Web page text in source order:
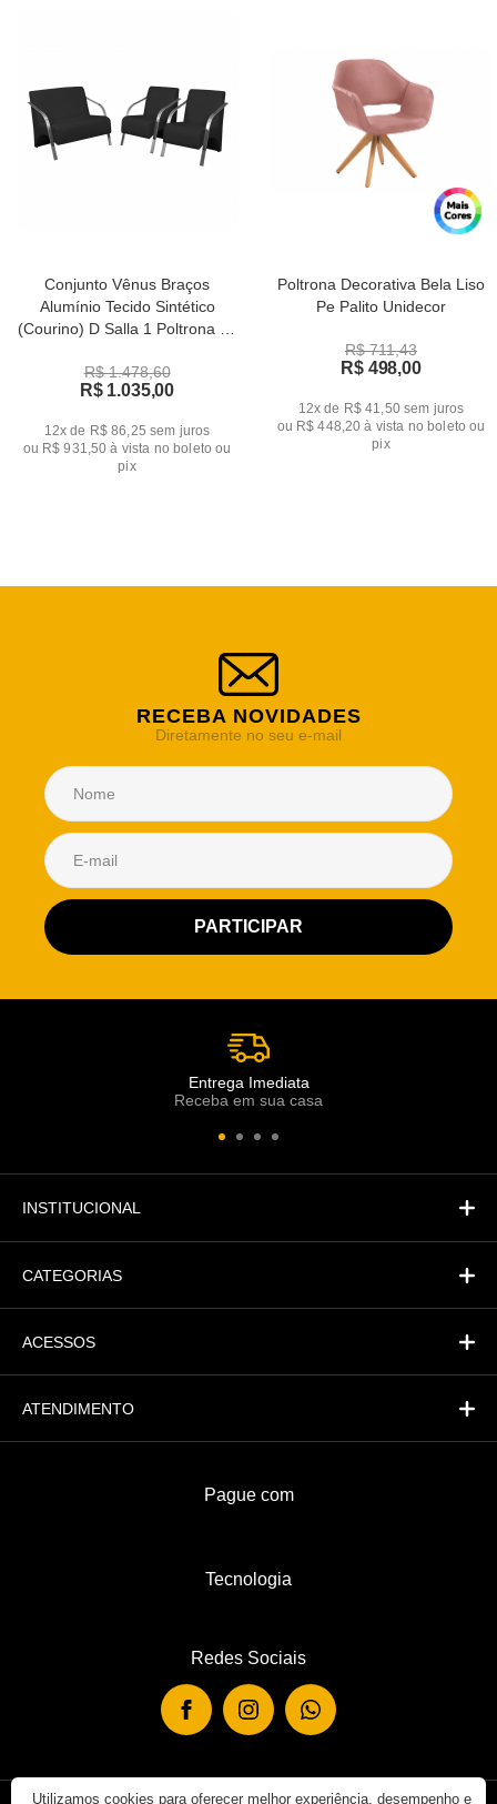
Conjunto Vênus Braços
Alumínio Tecido Sintético
(Courino) D Salla 1 Poltrona de
R$ 1.478,60
R$ 1.035,00
12x de R$ 86,25 sem juros
ou R$ 931,50 à vista no boleto ou
pix
Poltrona Decorativa Bela Liso
Pe Palito Unidecor
R$ 711,43
R$ 498,00
12x de R$ 41,50 sem juros
ou R$ 448,20 à vista no boleto ou
pix
RECEBA NOVIDADES
Diretamente no seu e-mail
Entrega Imediata
Receba em sua casa
INSTITUCIONAL
CATEGORIAS
ACESSOS
ATENDIMENTO
Pague com
Tecnologia
Redes Sociais
Atendimento Rei de Casa
Utilizamos cookies para oferecer melhor experiência, desempenho e